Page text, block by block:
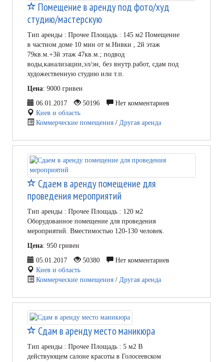
Помещение в аренду под фото/худ
студию/мастерскую
Тип аренды : Прочее Площадь : 145 м2 Помещение
в частном доме 10 мин от м.Нивки , 2й этаж
79кв.м.+3й этаж 47кв.м.; подвод
воды,канализации,эл/эн, без внутр.работ, сдам под
художественную студию или т.п.
Цена: 9000 гривен
06.01.2017
50196
Нет комментариев
Киев и область
Коммерческие помещения / Другая аренда
Сдаем в аренду помещение для
проведения мероприятий
Тип аренды : Прочее Площадь : 120 м2
Оборудованное помещение для проведения
мероприятий. Вместимостью 120-130 человек.
Цена: 950 гривен
05.01.2017
50380
Нет комментариев
Киев и область
Коммерческие помещения / Другая аренда
Сдам в аренду место маникюра
Тип аренды : Прочее Площадь : 5 м2 В
действующем салоне красоты в Голосеевском